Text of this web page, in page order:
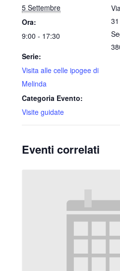
5 Settembre
Ora:
9:00 - 17:30
Serie:
Visita alle celle ipogee di
Melinda
Categoria Evento:
Visite guidate
31
Eventi correlati